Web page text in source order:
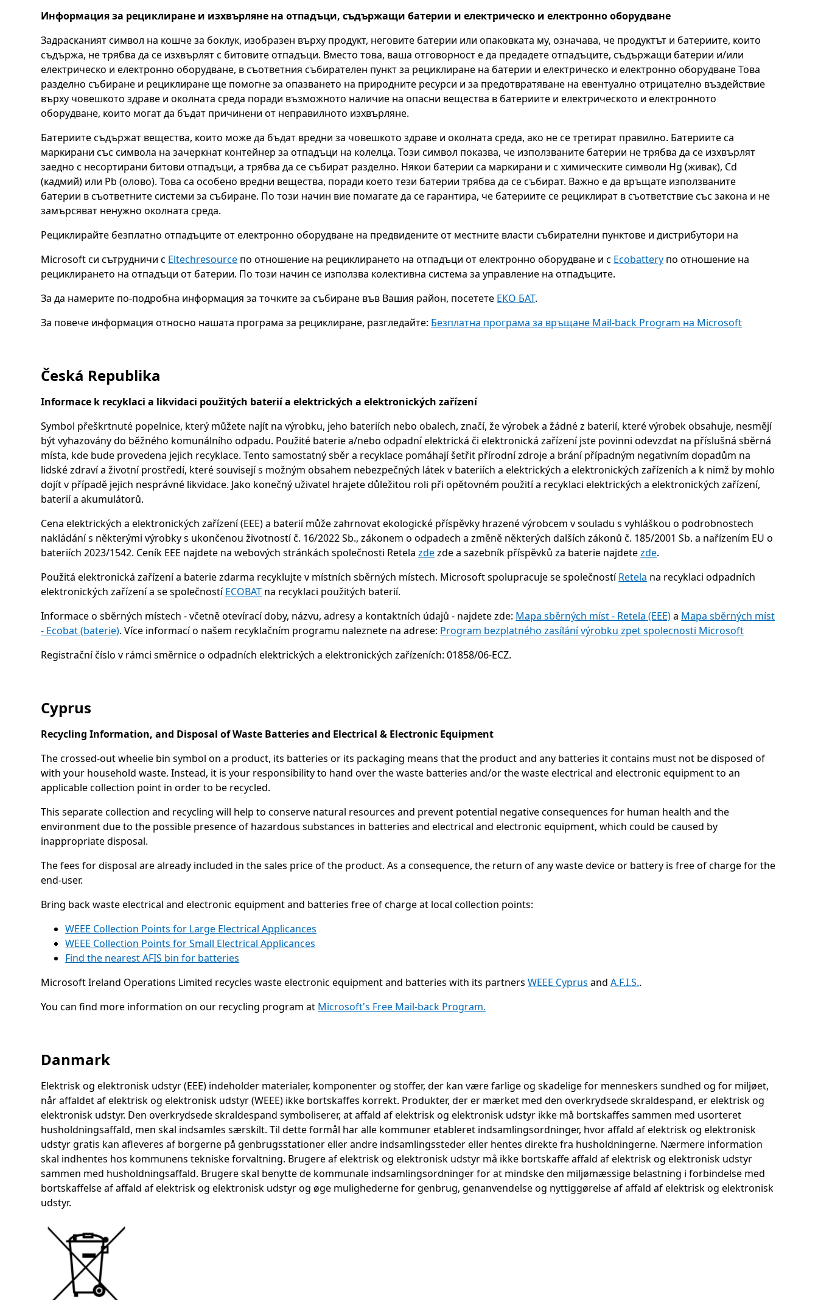
Информация за рециклиране и изхвърляне на отпадъци, съдържащи батерии и електрическо и електронно оборудване
Задрасканият символ на кошче за боклук, изобразен върху продукт, неговите батерии или опаковката му, означава, че продуктът и батериите, които
съдържа, не трябва да се изхвърлят с битовите отпадъци. Вместо това, ваша отговорност е да предадете отпадъците, съдържащи батерии и/или
електрическо и електронно оборудване, в съответния събирателен пункт за рециклиране на батерии и електрическо и електронно оборудване Това
разделно събиране и рециклиране ще помогне за опазването на природните ресурси и за предотвратяване на евентуално отрицателно въздействие
върху човешкото здраве и околната среда поради възможното наличие на опасни вещества в батериите и електрическото и електронното
оборудване, които могат да бъдат причинени от неправилното изхвърляне.
Батериите съдържат вещества, които може да бъдат вредни за човешкото здраве и околната среда, ако не се третират правилно. Батериите са
маркирани със символа на зачеркнат контейнер за отпадъци на колелца. Този символ показва, че използваните батерии не трябва да се изхвърлят
заедно с несортирани битови отпадъци, а трябва да се събират разделно. Някои батерии са маркирани и с химическите символи Hg (живак), Cd
(кадмий) или Pb (олово). Това са особено вредни вещества, поради което тези батерии трябва да се събират. Важно е да връщате използваните
батерии в съответните системи за събиране. По този начин вие помагате да се гарантира, че батериите се рециклират в съответствие със закона и не
замърсяват ненужно околната среда.
Рециклирайте безплатно отпадъците от електронно оборудване на предвидените от местните власти събирателни пунктове и дистрибутори на
Microsoft си сътрудничи с Eltechresource по отношение на рециклирането на отпадъци от електронно оборудване и с Ecobattery по отношение на
рециклирането на отпадъци от батерии. По този начин се използва колективна система за управление на отпадъците.
За да намерите по-подробна информация за точките за събиране във Вашия район, посетете ЕКО БАТ.
За повече информация относно нашата програма за рециклиране, разгледайте: Безплатна програма за връщане Mail-back Program на Microsoft
Česká Republika
Informace k recyklaci a likvidaci použitých baterií a elektrických a elektronických zařízení
Symbol přeškrtnuté popelnice, který můžete najít na výrobku, jeho bateriích nebo obalech, značí, že výrobek a žádné z baterií, které výrobek obsahuje, nesmějí
být vyhazovány do běžného komunálního odpadu. Použité baterie a/nebo odpadní elektrická či elektronická zařízení jste povinni odevzdat na příslušná sběrná
místa, kde bude provedena jejich recyklace. Tento samostatný sběr a recyklace pomáhají šetřit přírodní zdroje a brání případným negativním dopadům na
lidské zdraví a životní prostředí, které souvisejí s možným obsahem nebezpečných látek v bateriích a elektrických a elektronických zařízeních a k nimž by mohlo
dojít v případě jejich nesprávné likvidace. Jako konečný uživatel hrajete důležitou roli při opětovném použití a recyklaci elektrických a elektronických zařízení,
baterií a akumulátorů.
Cena elektrických a elektronických zařízení (EEE) a baterií může zahrnovat ekologické příspěvky hrazené výrobcem v souladu s vyhláškou o podrobnostech
nakládání s některými výrobky s ukončenou životností č. 16/2022 Sb., zákonem o odpadech a změně některých dalších zákonů č. 185/2001 Sb. a nařízením EU o
bateriích 2023/1542. Ceník EEE najdete na webových stránkách společnosti Retelazdezde a sazebník příspěvků za baterie najdetezde.
Použitá elektronická zařízení a baterie zdarma recyklujte v místních sběrných místech. Microsoft spolupracuje se společnostíRetela na recyklaci odpadních
elektronických zařízení a se společnostíECOBAT na recyklaci použitých baterií.
Informace o sběrných místech - včetně otevírací doby, názvu, adresy a kontaktních údajů - najdete zde: Mapa sběrných míst - Retela (EEE)a Mapa sběrných míst
- Ecobat (baterie). Více informací o našem recyklačním programu naleznete na adrese: Program bezplatného zasílání výrobku zpet spolecnosti Microsoft
Registrační číslo v rámci směrnice o odpadních elektrických a elektronických zařízeních: 01858/06-ECZ.
Cyprus
Recycling Information, and Disposal of Waste Batteries and Electrical & Electronic Equipment
The crossed-out wheelie bin symbol on a product, its batteries or its packaging means that the product and any batteries it contains must not be disposed of
with your household waste. Instead, it is your responsibility to hand over the waste batteries and/or the waste electrical and electronic equipment to an
applicable collection point in order to be recycled.
This separate collection and recycling will help to conserve natural resources and prevent potential negative consequences for human health and the
environment due to the possible presence of hazardous substances in batteries and electrical and electronic equipment, which could be caused by
inappropriate disposal.
The fees for disposal are already included in the sales price of the product. As a consequence, the return of any waste device or battery is free of charge for the
end-user.
Bring back waste electrical and electronic equipment and batteries free of charge at local collection points:
WEEE Collection Points for Large Electrical Applicances
WEEE Collection Points for Small Electrical Applicances
Find the nearest AFIS bin for batteries
Microsoft Ireland Operations Limited recycles waste electronic equipment and batteries with its partnersWEEE Cyprus andA.F.I.S..
You can find more information on our recycling program at Microsoft's Free Mail-back Program.
Danmark
Elektrisk og elektronisk udstyr (EEE) indeholder materialer, komponenter og stoffer, der kan være farlige og skadelige for menneskers sundhed og for miljøet,
når affaldet af elektrisk og elektronisk udstyr (WEEE) ikke bortskaffes korrekt. Produkter, der er mærket med den overkrydsede skraldespand, er elektrisk og
elektronisk udstyr. Den overkrydsede skraldespand symboliserer, at affald af elektrisk og elektronisk udstyr ikke må bortskaffes sammen med usorteret
husholdningsaffald, men skal indsamles særskilt. Til dette formål har alle kommuner etableret indsamlingsordninger, hvor affald af elektrisk og elektronisk
udstyr gratis kan afleveres af borgerne på genbrugsstationer eller andre indsamlingssteder eller hentes direkte fra husholdningerne. Nærmere information
skal indhentes hos kommunens tekniske forvaltning. Brugere af elektrisk og elektronisk udstyr må ikke bortskaffe affald af elektrisk og elektronisk udstyr
sammen med husholdningsaffald. Brugere skal benytte de kommunale indsamlingsordninger for at mindske den miljømæssige belastning i forbindelse med
bortskaffelse af affald af elektrisk og elektronisk udstyr og øge mulighederne for genbrug, genanvendelse og nyttiggørelse af affald af elektrisk og elektronisk
udstyr.